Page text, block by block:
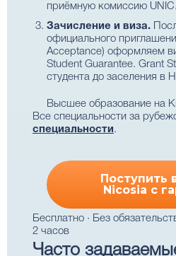
приёмную комиссию UNIC.
Зачисление и виза.
официального
Acceptance) оформляем
Student Guarantee. Grant
студента до заселения в
Высшее образование на
Все специальности за
специальности.
Поступить
Nicosia с
Бесплатно · Без
2 часов
Часто